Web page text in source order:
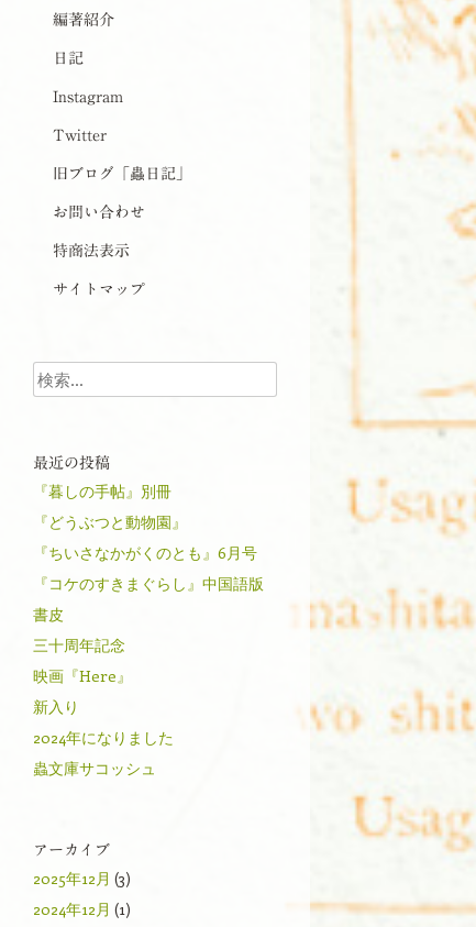
編著紹介
日記
Instagram
Twitter
旧ブログ「蟲日記」
お問い合わせ
特商法表示
サイトマップ
検索
最近の投稿
『暮しの手帖』別冊
『どうぶつと動物園』
『ちいさなかがくのとも』6月号
『コケのすきまぐらし』中国語版
書皮
三十周年記念
映画『Here』
新入り
2024年になりました
蟲文庫サコッシュ
アーカイブ
2025年12月 (3)
2024年12月 (1)